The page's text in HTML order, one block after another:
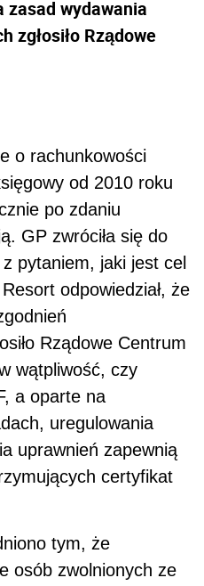
zasad wydawania
zgłosiło Rządowe
o rachunkowości
od 2010 roku
po zdaniu
GP zwróciła się do
pytaniem, jaki jest cel
odpowiedział, że
Rządowe Centrum
wątpliwość, czy
a oparte na
uregulowania
uprawnień zapewnią
certyfikat
tym, że
osób zwolnionych ze